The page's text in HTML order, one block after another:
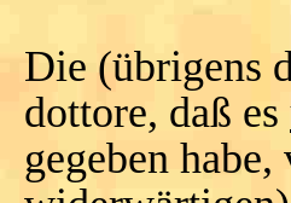
Die (übrigens
dottore, daß es
gegeben